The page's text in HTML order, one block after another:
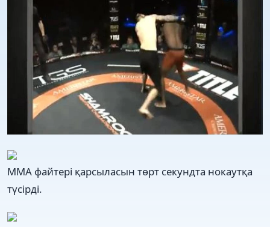
ММА файтері қарсыласын төрт секундта нокаутқа
түсірді.